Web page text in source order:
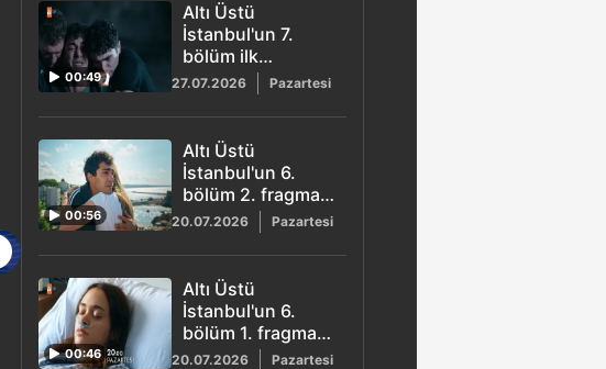
00:49
Altı Üstü
İstanbul'un 7.
bölüm ilk
fragmanı
yayınlandı
27.07.2026 Pazartesi
00:56
Altı Üstü
İstanbul'un 6.
bölüm 2. fragmanı
yayınlandı
20.07.2026 Pazartesi
00:46
Altı Üstü
İstanbul'un 6.
bölüm 1. fragmanı
yayınlandı
20.07.2026 Pazartesi